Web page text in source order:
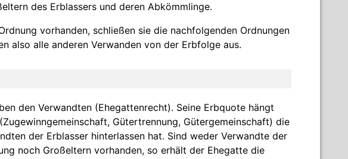
des Erblassers und deren Abkömmlinge.
vorhanden, schließen sie die nachfolgenden Ordnungen
also alle anderen Verwanden von der Erbfolge aus.
den Verwandten (Ehegattenrecht). Seine Erbquote hängt
Gütertrennung, Gütergemeinschaft) die
der Erblasser hinterlassen hat. Sind weder Verwandte der
noch Großeltern vorhanden, so erhält der Ehegatte die